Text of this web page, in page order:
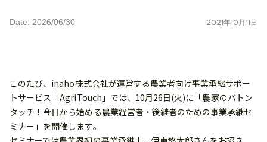
Date: 2026/06/30 2021年10 月11 日
このたび、inaho株式会社が運営する農業者向け事業承継サポー
トサービス「AgriTouch」では、10月26日(火)に「農家のバトン
タッチ！今日から始める農業経営者・後継者のための事業承継セ
ミナー」を開催します。